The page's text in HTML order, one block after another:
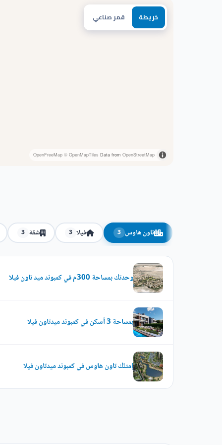
خريطة قمر صناعي
OpenFreeMap © OpenMapTiles Data from OpenStreetMap
تاون هاوس 3 فيلا 3 شقة 3
وحدتك بمساحة 300م في كمبوند ميد تاون فيلا
بمساحة 3 أسكن في كمبوند ميدتاون فيلا
إمتلك تاون هاوس في كمبوند ميدتاون فيلا